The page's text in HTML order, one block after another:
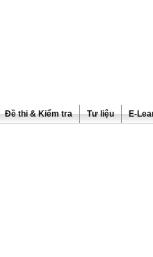
Đề thi & Kiểm tra Tư liệu E-